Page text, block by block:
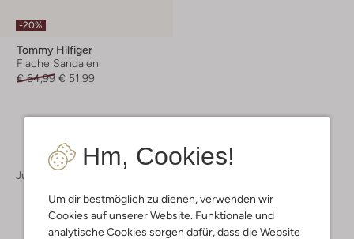
Hm, Cookies!
Um dir bestmöglich zu dienen, verwenden wir
Cookies auf unserer Website. Funktionale und
analytische Cookies sorgen dafür, dass die Website
-20%
Tommy Hilfiger
Flache Sandalen
€ 64,99 € 51,99
Jungen